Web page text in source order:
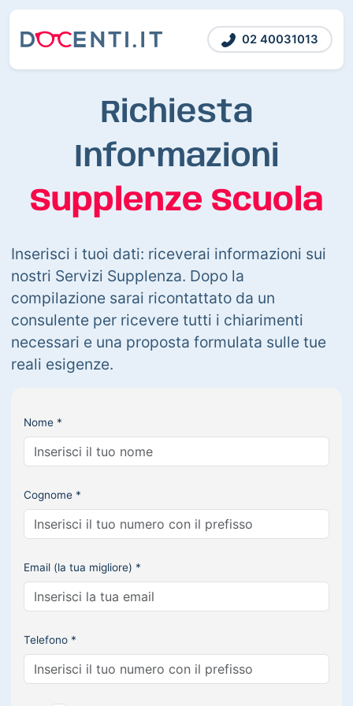
02 40031013
Richiesta
Informazioni
Supplenze Scuola
Inserisci i tuoi dati: riceverai informazioni sui
nostri Servizi Supplenza. Dopo la
compilazione sarai ricontattato da un
consulente per ricevere tutti i chiarimenti
necessari e una proposta formulata sulle tue
reali esigenze.
Nome *
Cognome *
Email (la tua migliore) *
Telefono *